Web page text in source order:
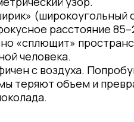
(широкоугольный
расстояние
«сплющит»
человека.
с воздуха.
теряют объем и